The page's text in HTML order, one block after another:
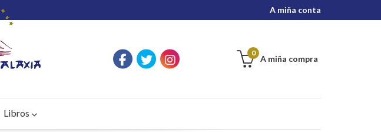
A miña conta
A miña compra
0
Libros